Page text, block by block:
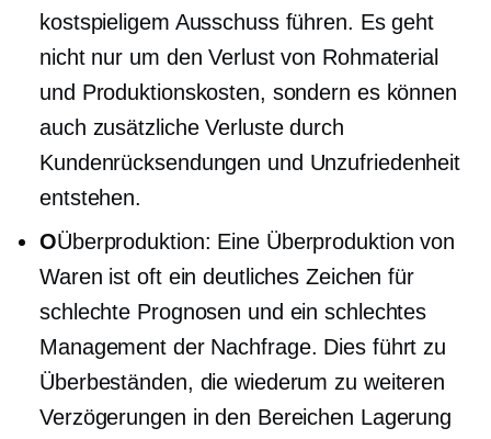
kostspieligem Ausschuss führen. Es geht
nicht nur um den Verlust von Rohmaterial
und Produktionskosten, sondern es können
auch zusätzliche Verluste durch
Kundenrücksendungen und Unzufriedenheit
entstehen.
OÜberproduktion: Eine Überproduktion von
Waren ist oft ein deutliches Zeichen für
schlechte Prognosen und ein schlechtes
Management der Nachfrage. Dies führt zu
Überbeständen, die wiederum zu weiteren
Verzögerungen in den Bereichen Lagerung